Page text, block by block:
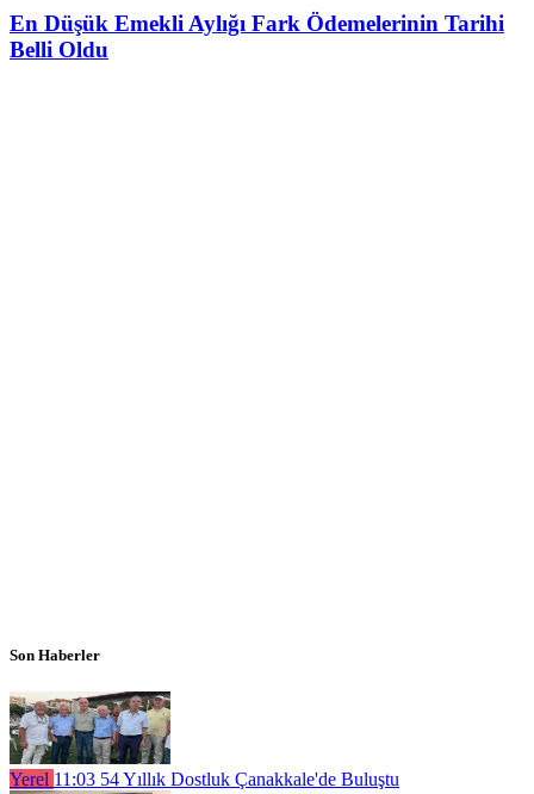
En Düşük Emekli Aylığı Fark Ödemelerinin Tarihi
Belli Oldu
Son Haberler
Yerel 11:03 54 Yıllık Dostluk Çanakkale'de Buluştu